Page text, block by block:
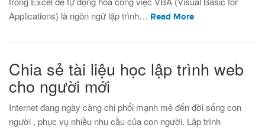
Applications) là ngôn ngữ lập trình… Read More
Chia sẻ tài liệu học lập trình web
cho người mới
Internet đang ngày càng chi phối mạnh mẽ đến đời sống con
người , phục vụ nhiều nhu cầu của con người. Lập trình